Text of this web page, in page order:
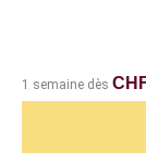
1 semaine dès